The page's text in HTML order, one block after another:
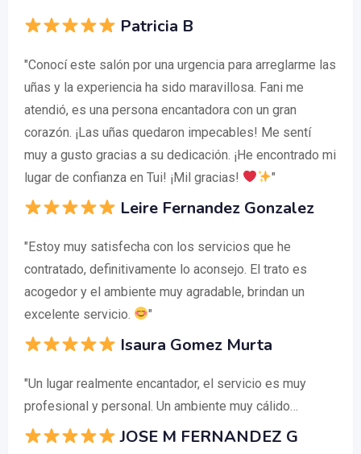
Patricia B
"Conocí este salón por una urgencia para arreglarme las
uñas y la experiencia ha sido maravillosa. Fani me
atendió, es una persona encantadora con un gran
corazón. ¡Las uñas quedaron impecables! Me sentí
muy a gusto gracias a su dedicación. ¡He encontrado mi
lugar de confianza en Tui! ¡Mil gracias!
"
Leire Fernandez Gonzalez
"Estoy muy satisfecha con los servicios que he
contratado, definitivamente lo aconsejo. El trato es
acogedor y el ambiente muy agradable, brindan un
excelente servicio.
"
Isaura Gomez Murta
"Un lugar realmente encantador, el servicio es muy
profesional y personal. Un ambiente muy cálido…
JOSE M FERNANDEZ G